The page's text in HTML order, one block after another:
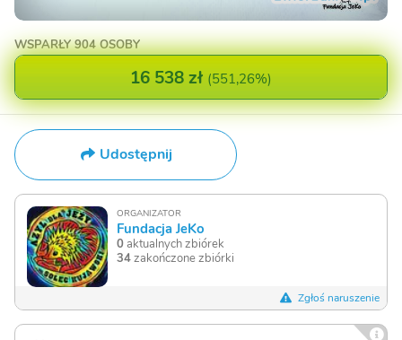
WSPARŁY904 OSOBY
16 538 zł (551,26%)
Udostępnij
ORGANIZATOR
Fundacja JeKo
0aktualnych zbiórek
34zakończone zbiórki
Zgłoś naruszenie